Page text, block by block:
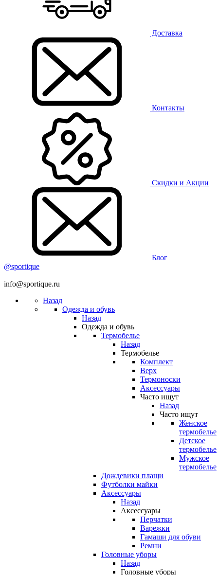
Доставка
Контакты
Скидки и Акции
Блог
@sportique
info@sportique.ru
Назад
Одежда и обувь
Назад
Одежда и обувь
Термобелье
Назад
Термобелье
Комплект
Верх
Термоноски
Аксессуары
Часто ищут
Назад
Часто ищут
Женское
термобелье
Детское
термобелье
Мужское
термобелье
Дождевики плащи
Футболки майки
Аксессуары
Назад
Аксессуары
Перчатки
Варежки
Гамаши для обуви
Ремни
Головные уборы
Назад
Головные уборы